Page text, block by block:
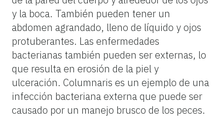
y la boca. También pueden tener un
abdomen agrandado, lleno de líquido y ojos
protuberantes. Las enfermedades
bacterianas también pueden ser externas, lo
que resulta en erosión de la piel y
ulceración. Columnaris es un ejemplo de una
infección bacteriana externa que puede ser
causado por un manejo brusco de los peces.